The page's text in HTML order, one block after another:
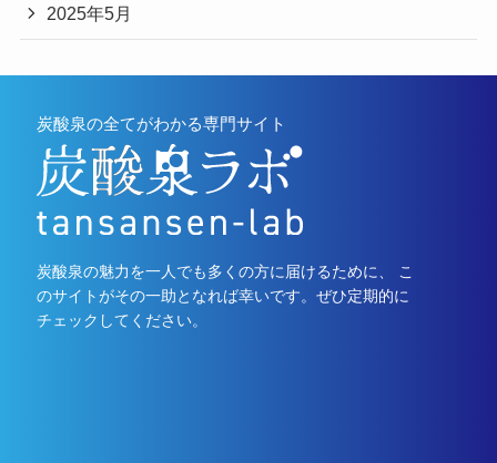
2025年5月
炭酸泉の全てがわかる専門サイト
炭酸泉の魅力を一人でも多くの方に届けるために、 こ
のサイトがその一助となれば幸いです。ぜひ定期的に
チェックしてください。